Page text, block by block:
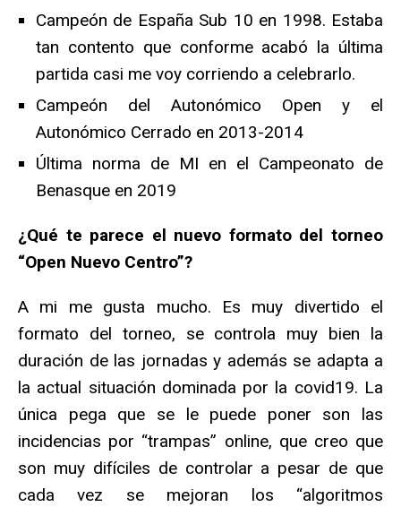
Campeón de España Sub 10 en 1998. Estaba
tan contento que conforme acabó la última
partida casi me voy corriendo a celebrarlo.
Campeón del Autonómico Open y el
Autonómico Cerrado en 2013-2014
Última norma de MI en el Campeonato de
Benasque en 2019
¿Qué te parece el nuevo formato del torneo
“Open Nuevo Centro”?
A mi me gusta mucho. Es muy divertido el
formato del torneo, se controla muy bien la
duración de las jornadas y además se adapta a
la actual situación dominada por la covid19. La
única pega que se le puede poner son las
incidencias por “trampas” online, que creo que
son muy difíciles de controlar a pesar de que
cada vez se mejoran los “algoritmos